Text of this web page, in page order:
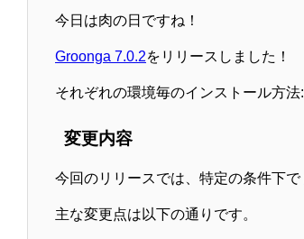
今日は肉の日ですね！
Groonga 7.0.2をリリースしました！
それぞれの環境毎のインストール方法:
変更内容
今回のリリースでは、特定の条件下で
主な変更点は以下の通りです。